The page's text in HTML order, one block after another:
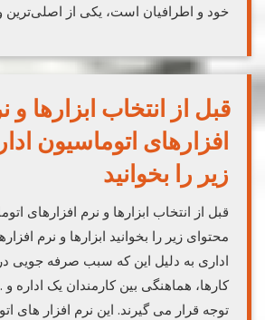
خود و اطرافیان است، یکی از
قبل از انتخاب ابزارها و
افزارهای اتوماسیون
زیر را بخوانید
قبل از انتخاب ابزارها و نرم افزارهای
محتوای زیر را بخوانید ابزارها و نرم
اداری به دلیل این که سبب صرفه جویی
کارها، هماهنگی بین کارمندان یک
توجه قرار می گیرند. این نرم افزار های